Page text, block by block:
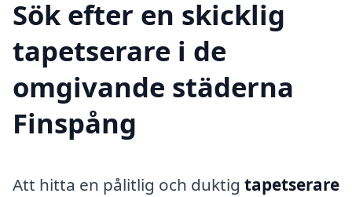
Sök efter en skicklig
tapetserare i de
omgivande städerna
Finspång
Att hitta en pålitlig och duktig tapetserare